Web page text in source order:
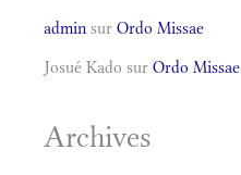
admin sur Ordo Missae
Josué Kado sur Ordo Missae
Archives